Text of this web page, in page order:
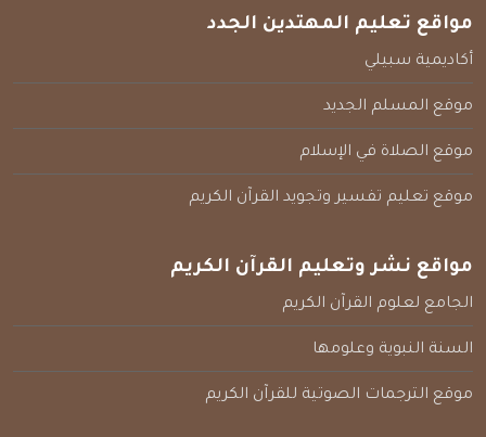
مواقع تعليم المهتدين الجدد
أكاديمية سبيلي
موقع المسلم الجديد
موقع الصلاة في الإسلام
موقع تعليم تفسير وتجويد القرآن الكريم
مواقع نشر وتعليم القرآن الكريم
الجامع لعلوم القرآن الكريم
السنة النبوية وعلومها
موقع الترجمات الصوتية للقرآن الكريم